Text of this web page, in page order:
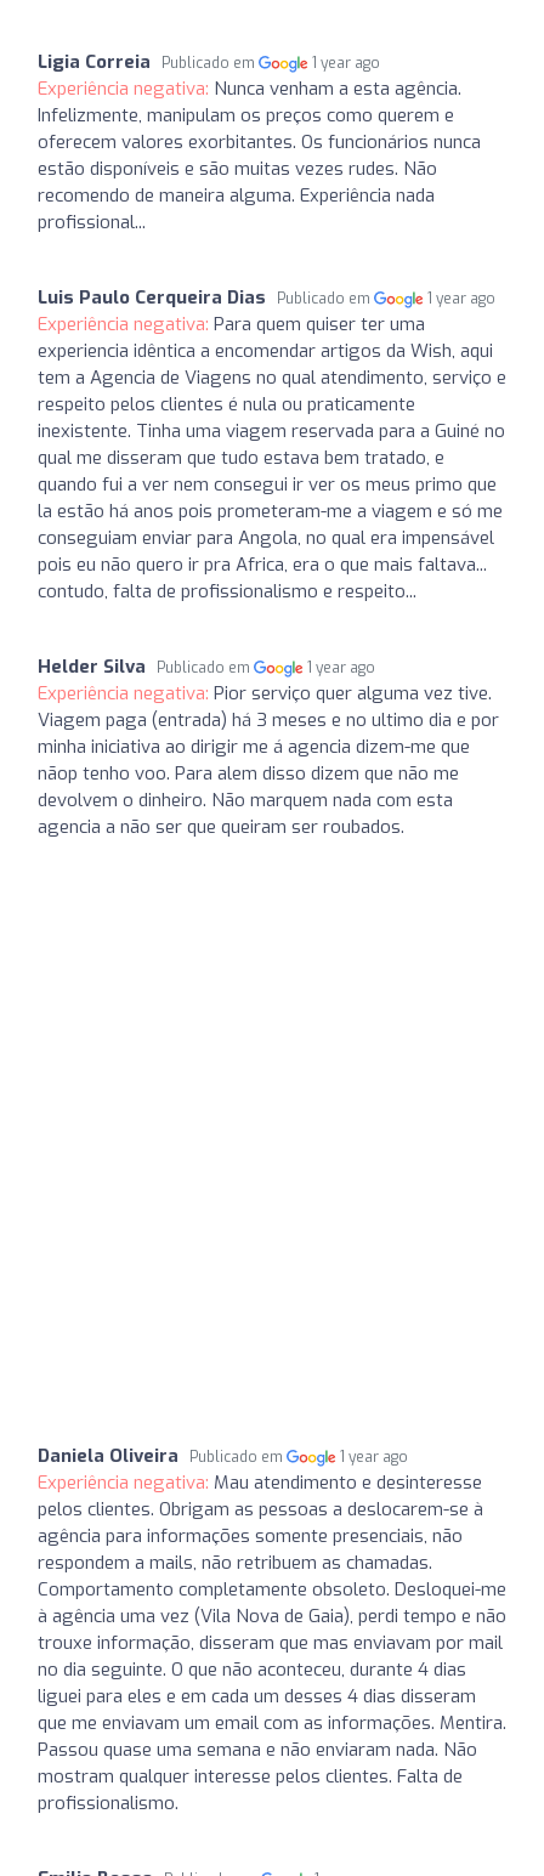
Ligia Correia Publicado em 1 year ago
Experiência negativa: Nunca venham a esta agência.
Infelizmente, manipulam os preços como querem e
oferecem valores exorbitantes. Os funcionários nunca
estão disponíveis e são muitas vezes rudes. Não
recomendo de maneira alguma. Experiência nada
profissional...
Luis Paulo Cerqueira Dias Publicado em 1 year ago
Experiência negativa: Para quem quiser ter uma
experiencia idêntica a encomendar artigos da Wish, aqui
tem a Agencia de Viagens no qual atendimento, serviço e
respeito pelos clientes é nula ou praticamente
inexistente. Tinha uma viagem reservada para a Guiné no
qual me disseram que tudo estava bem tratado, e
quando fui a ver nem consegui ir ver os meus primo que
la estão há anos pois prometeram-me a viagem e só me
conseguiam enviar para Angola, no qual era impensável
pois eu não quero ir pra Africa, era o que mais faltava...
contudo, falta de profissionalismo e respeito...
Helder Silva Publicado em 1 year ago
Experiência negativa: Pior serviço quer alguma vez tive.
Viagem paga (entrada) há 3 meses e no ultimo dia e por
minha iniciativa ao dirigir me á agencia dizem-me que
nãop tenho voo. Para alem disso dizem que não me
devolvem o dinheiro. Não marquem nada com esta
agencia a não ser que queiram ser roubados.
Daniela Oliveira Publicado em 1 year ago
Experiência negativa: Mau atendimento e desinteresse
pelos clientes. Obrigam as pessoas a deslocarem-se à
agência para informações somente presenciais, não
respondem a mails, não retribuem as chamadas.
Comportamento completamente obsoleto. Desloquei-me
à agência uma vez (Vila Nova de Gaia), perdi tempo e não
trouxe informação, disseram que mas enviavam por mail
no dia seguinte. O que não aconteceu, durante 4 dias
liguei para eles e em cada um desses 4 dias disseram
que me enviavam um email com as informações. Mentira.
Passou quase uma semana e não enviaram nada. Não
mostram qualquer interesse pelos clientes. Falta de
profissionalismo.